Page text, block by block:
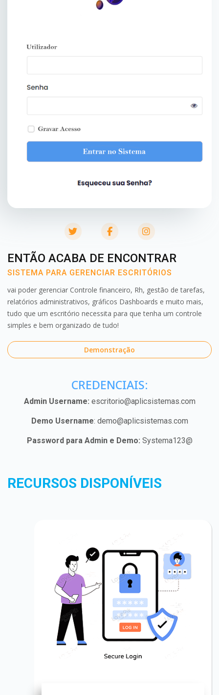
twitter facebookinstagram
ENTÃO ACABA DE ENCONTRAR
SISTEMA PARA GERENCIAR ESCRITÓRIOS
vai poder gerenciar Controle financeiro, Rh, gestão de tarefas,
relatórios administrativos, gráficos Dashboards e muito mais,
tudo que um escritório necessita para que tenha um controle
simples e bem organizado de tudo!
Demonstração
CREDENCIAIS:
Admin Username: escritorio@aplicsistemas.com
Demo Username: demo@aplicsistemas.com
Password para Admin e Demo: Systema123@
RECURSOS DISPONÍVEIS